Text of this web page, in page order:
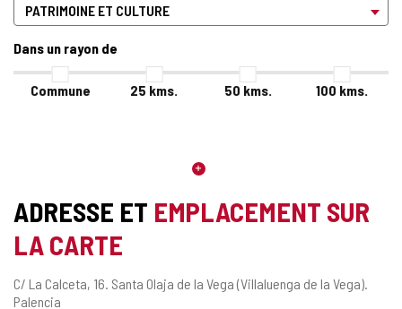
Dans un rayon de
Commune 25 kms. 50 kms. 100 kms.
ADRESSE ET EMPLACEMENT SUR
LA CARTE
Adresse
postale
C/ La Calceta, 16. Santa Olaja de la Vega (Villaluenga de la Vega).
Palencia